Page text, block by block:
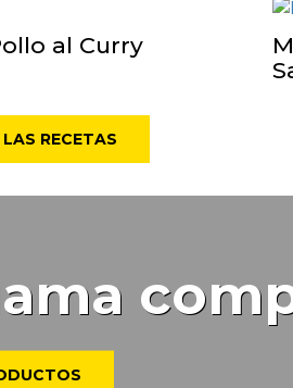
al Curry
RECETAS